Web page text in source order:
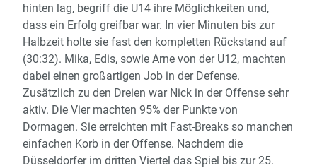
hinten lag, begriff die U14 ihre Möglichkeiten und,
dass ein Erfolg greifbar war. In vier Minuten bis zur
Halbzeit holte sie fast den kompletten Rückstand auf
(30:32). Mika, Edis, sowie Arne von der U12, machten
dabei einen großartigen Job in der Defense.
Zusätzlich zu den Dreien war Nick in der Offense sehr
aktiv. Die Vier machten 95% der Punkte von
Dormagen. Sie erreichten mit Fast-Breaks so manchen
einfachen Korb in der Offense. Nachdem die
Düsseldorfer im dritten Viertel das Spiel bis zur 25.